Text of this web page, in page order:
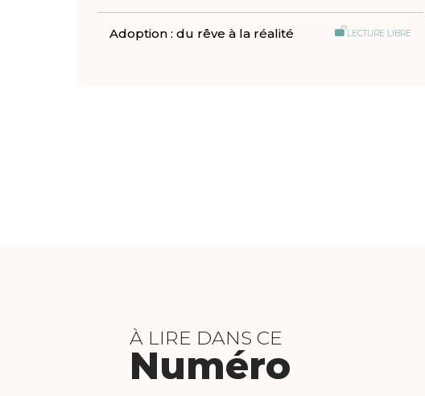
Adoption : du rêve à la réalité LECTURE LIBRE
À LIRE DANS CE
Numéro